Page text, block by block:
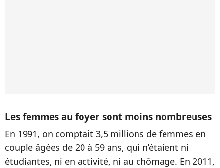
Les femmes au foyer sont moins nombreuses
En 1991, on comptait 3,5 millions de femmes en
couple âgées de 20 à 59 ans, qui n’étaient ni
étudiantes, ni en activité, ni au chômage. En 2011,